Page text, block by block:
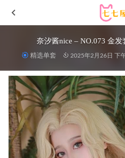
奈汐酱nice – NO.073 金
精选单套 2025年2月26日 下
[Xiuren秀人网]2023.11.10
2024-01-24